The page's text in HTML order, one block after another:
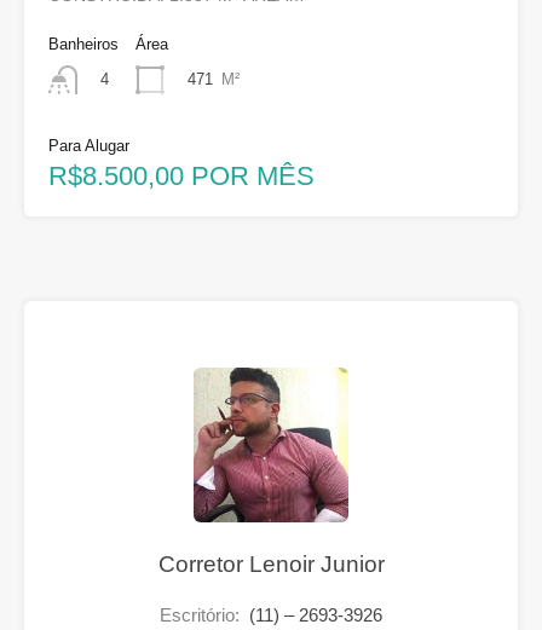
Banheiros
4
Área
471 M²
Para Alugar
R$8.500,00 POR MÊS
Corretor Lenoir Junior
Escritório: (11) – 2693-3926